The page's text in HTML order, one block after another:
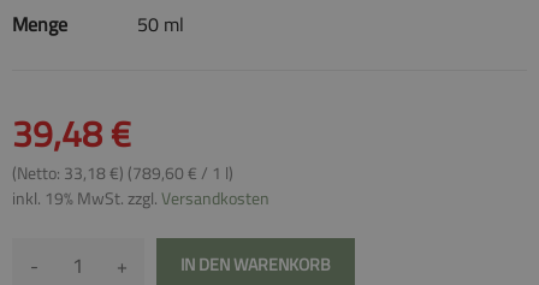
Menge
50 ml
39,48 €
(Netto: 33,18 €) (789,60 € / 1 l)
inkl. 19% MwSt. zzgl.Versandkosten
- + IN DEN WARENKORB